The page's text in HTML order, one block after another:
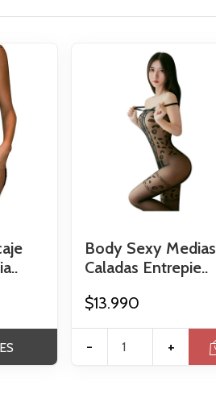
Body Sexy Medias
Caladas Entrepie..
$13.990
- +